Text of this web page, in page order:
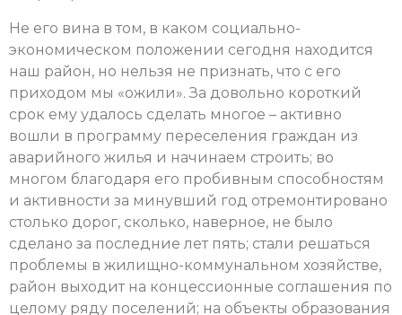
Не его вина в том, в каком социально-
экономическом положении сегодня находится
наш район, но нельзя не признать, что с его
приходом мы «ожили». За довольно короткий
срок ему удалось сделать многое – активно
вошли в программу переселения граждан из
аварийного жилья и начинаем строить; во
многом благодаря его пробивным способностям
и активности за минувший год отремонтировано
столько дорог, сколько, наверное, не было
сделано за последние лет пять; стали решаться
проблемы в жилищно-коммунальном хозяйстве,
район выходит на концессионные соглашения по
целому ряду поселений; на объекты образования